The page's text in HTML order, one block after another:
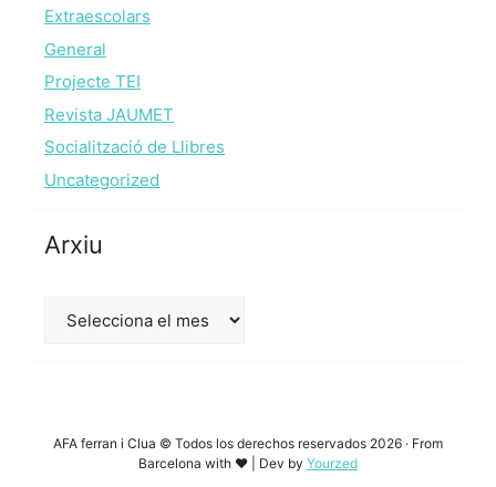
Extraescolars
General
Projecte TEI
Revista JAUMET
Socialització de Llibres
Uncategorized
Arxiu
AFA ferran i Clua © Todos los derechos reservados 2026 · From
Barcelona with ♥ | Dev by Yourzed